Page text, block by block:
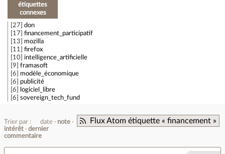
étiquettes
connexes
27
don
17
financement_participatif
13
mozilla
11
firefox
10 intelligence_artificielle
9
framasoft
6
modèle_économique
6
publicité
6
logiciel_libre
6
sovereign_tech_fund
Flux Atom étiquette « financement »
Trier par : date
note
intérêt
dernier
commentaire